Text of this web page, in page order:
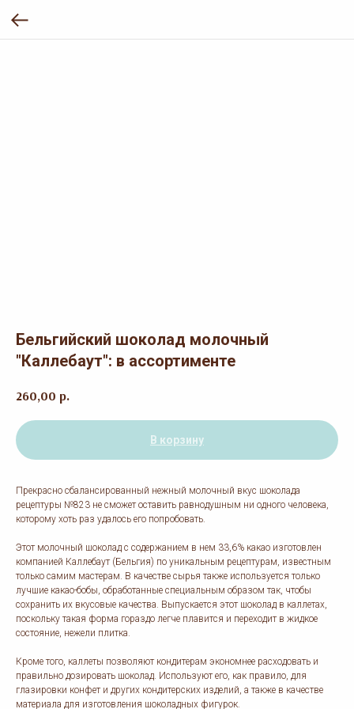
Бельгийский шоколад молочный
"Каллебаут": в ассортименте
260,00 р.
В корзину
Прекрасно сбалансированный нежный молочный вкус шоколада
рецептуры №823 не сможет оставить равнодушным ни одного человека,
которому хоть раз удалось его попробовать.
Этот молочный шоколад с содержанием в нем 33,6% какао изготовлен
компанией Каллебаут (Бельгия) по уникальным рецептурам, известным
только самим мастерам. В качестве сырья также используется только
лучшие какао-бобы, обработанные специальным образом так, чтобы
сохранить их вкусовые качества. Выпускается этот шоколад в каллетах,
поскольку такая форма гораздо легче плавится и переходит в жидкое
состояние, нежели плитка.
Кроме того, каллеты позволяют кондитерам экономнее расходовать и
правильно дозировать шоколад. Используют его, как правило, для
глазировки конфет и других кондитерских изделий, а также в качестве
материала для изготовления шоколадных фигурок.